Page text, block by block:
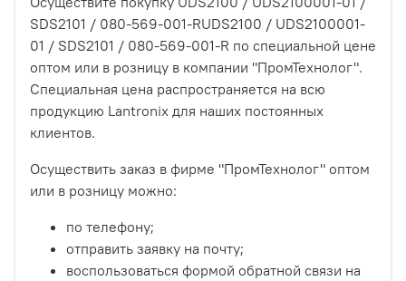
SDS2101 / 080-569-001-RUDS2100 / UDS2100001-
01 / SDS2101 / 080-569-001-R по специальной цене
оптом или в розницу в компании "ПромТехнолог".
Специальная цена распространяется на всю
продукцию Lantronix для наших постоянных
клиентов.
Осуществить заказ в фирме "ПромТехнолог" оптом
или в розницу можно:
по телефону;
отправить заявку на почту;
воспользоваться формой обратной связи на